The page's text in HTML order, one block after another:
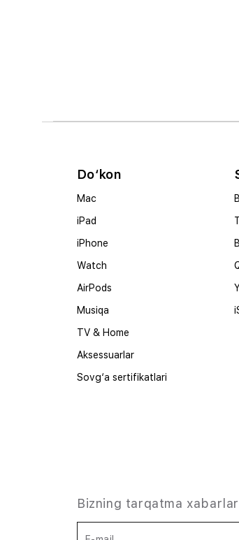
Do‘kon
Mac
iPad
iPhone
Watch
AirPods
Musiqa
TV & Home
Aksessuarlar
Sovg‘a sertifikatlari
Bizning tarqatma